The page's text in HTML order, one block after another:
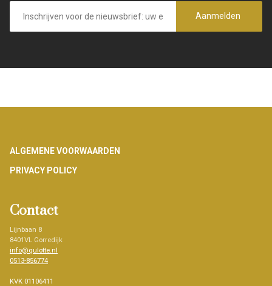
mailadres
Aanmelden
Footer
ALGEMENE VOORWAARDEN
PRIVACY POLICY
Contact
Lijnbaan 8
8401VL Gorredijk
info@qulotte.nl
0513-856774
KVK 01106411